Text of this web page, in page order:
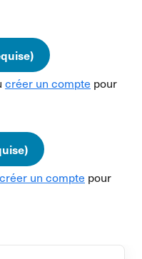
créer un compte pour
créer un compte pour